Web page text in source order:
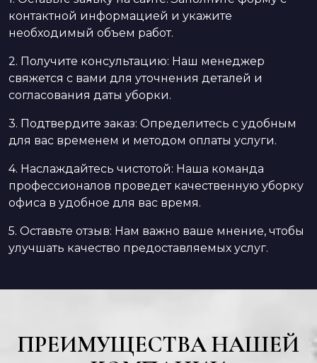
контактной информацией и укажите
необходимый объем работ.
2. Получите консультацию: Наш менеджер
свяжется с вами для уточнения деталей и
согласования даты уборки.
3. Подтвердите заказ: Определитесь с удобным
для вас временем и методом оплаты услуги.
4. Наслаждайтесь чистотой: Наша команда
профессионалов проведет качественную уборку
офиса в удобное для вас время.
5. Оставьте отзыв: Нам важно ваше мнение, чтобы
улучшать качество предоставляемых услуг.
ПРЕИМУЩЕСТВА НАШЕЙ